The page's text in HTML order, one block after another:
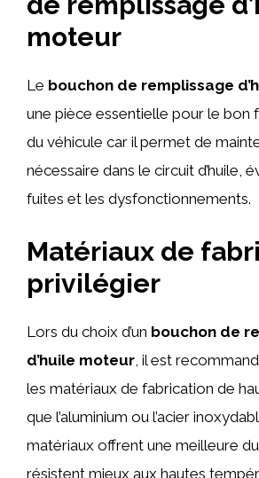
moteur
Le bouchon de remplissage
une pièce essentielle pour le bon
du véhicule car il permet de
nécessaire dans le circuit d’huile,
fuites et les dysfonctionnements.
Matériaux de
privilégier
Lors du choix d’un bouchon de
d’huile moteur , il est
les matériaux de fabrication de
que l’aluminium ou l’acier
matériaux offrent une meilleure
résistent mieux aux hautes